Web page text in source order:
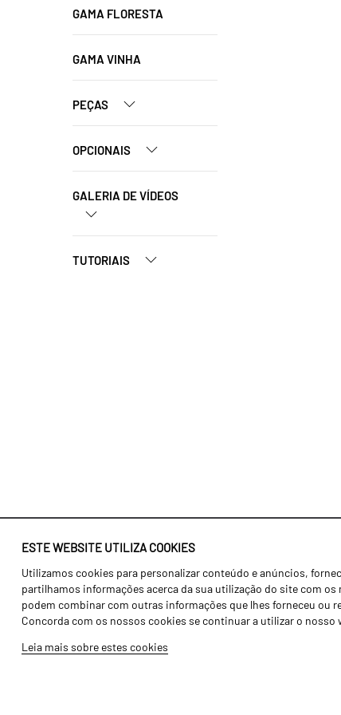
ESTE WEBSITE UTILIZA COOKIES
Utilizamos cookies para personalizar conteúdo e anúncios,
partilhamos informações acerca da sua utilização do site com
podem combinar com outras informações que lhes forneceu ou
Concorda com os nossos cookies se continuar a utilizar o nosso
Leia mais sobre estes cookies
GAMA FLORESTA
GAMA VINHA
PEÇAS
OPCIONAIS
GALERIA DE VÍDEOS
TUTORIAIS
Identidade
História
Fábrica / Produção
Recursos Humanos
Agricultura
Transportes
Gama Floresta